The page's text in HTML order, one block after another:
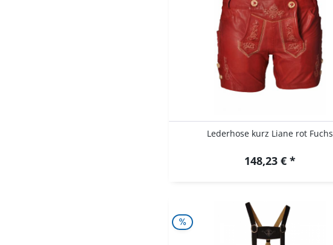
Lederhose kurz Liane rot Fuchs
148,23 € *